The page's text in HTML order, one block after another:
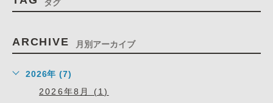
タグ
ARCHIVE 月別アーカイブ
2026年 (7)
2026年8月 (1)